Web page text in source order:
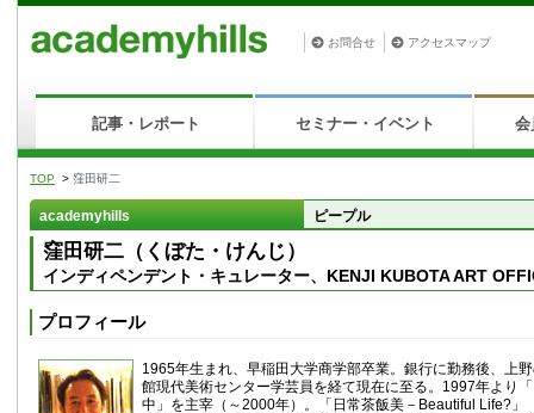
お問合せ アクセスマップ
記事・レポート セミナー・イベント 会
TOP > 窪田研二
academyhills ピープル
窪田研二（くぼた・けんじ）
インディペンデント・キュレーター、KENJI KUBOTA ART
プロフィール
1965年生まれ、早稲田大学商学部卒業。銀行に勤務後、上
館現代美術センター学芸員を経て現在に至る。1997年より
中」を主宰（～2000年）。「日常茶飯美－Beautiful Life?」